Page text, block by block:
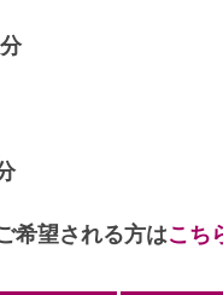
希望される方はこち